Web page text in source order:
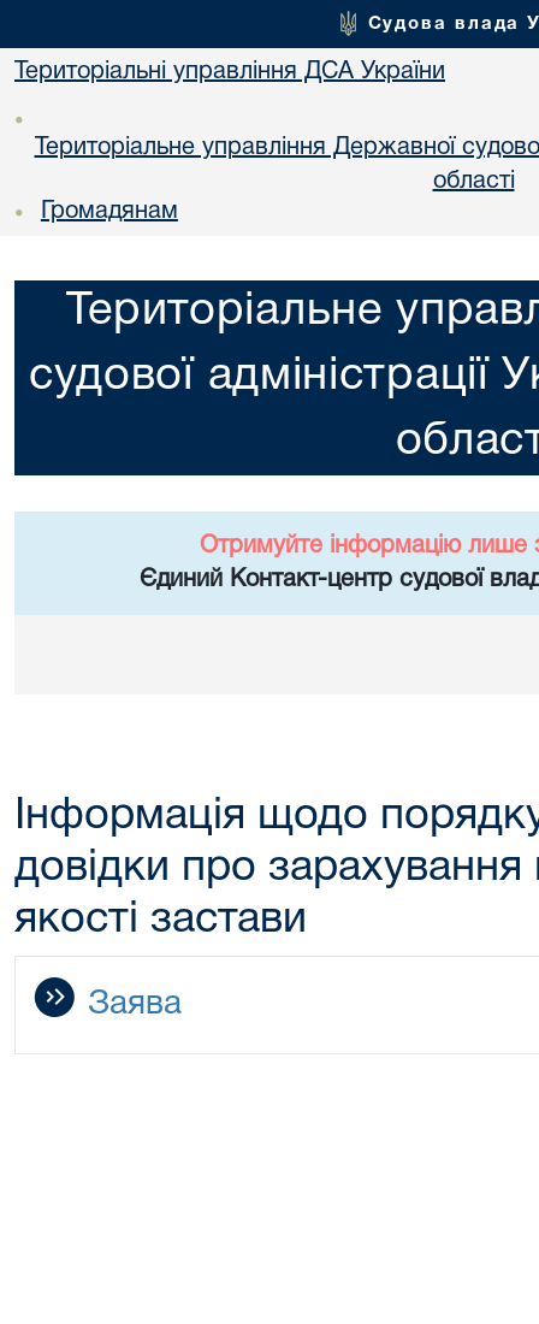
Судова влада
Територіальні управління ДСА України
•
Територіальне управління Державної
областi
• Громадянам
Територіальне
судової адміністрації
Отримуйте інформацію лише
Єдиний Контакт-центр судової
Інформація щодо
довідки про
якості застави
Заява